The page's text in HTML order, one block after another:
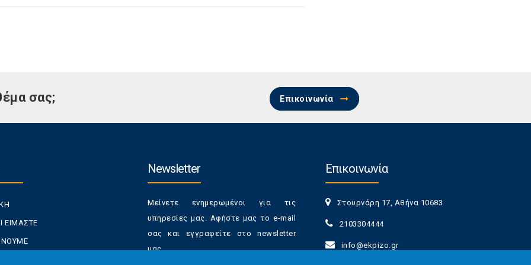
σας; Επικοινωνία
ΕΙΜΑΣΤΕ
Newsletter
Μείνετε ενημερωμένοι για τις
υπηρεσίες μας. Αφήστε μας το e-mail
σας και εγγραφείτε στο newsletter
μας.
Επικοινωνία
Στουρνάρη 17, Αθήνα 10683
2103304444
info@ekpizo.gr